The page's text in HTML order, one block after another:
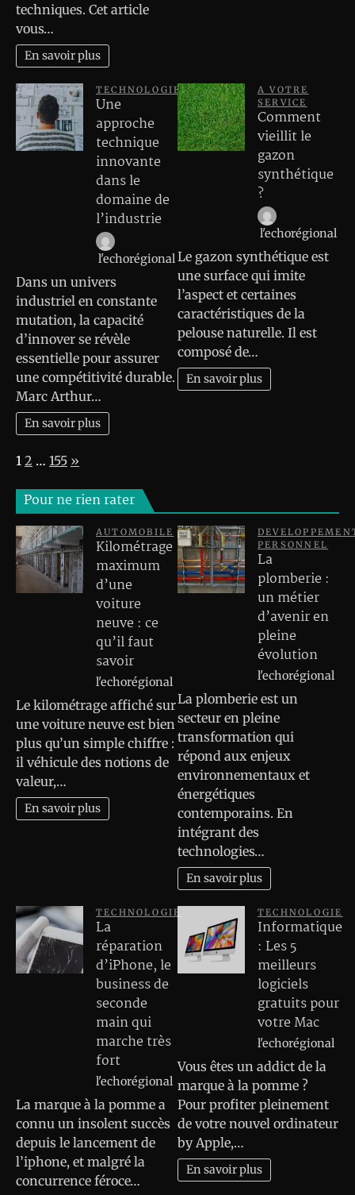
techniques. Cet article
vous…
En savoir plus
TECHNOLOGIE
Une
approche
technique
innovante
dans le
domaine de
l’industrie
l'echorégional
Dans un univers
industriel en constante
mutation, la capacité
d’innover se révèle
essentielle pour assurer
une compétitivité durable.
Marc Arthur…
En savoir plus
A VOTRE
SERVICE
Comment
vieillit le
gazon
synthétique
?
l'echorégional
Le gazon synthétique est
une surface qui imite
l’aspect et certaines
caractéristiques de la
pelouse naturelle. Il est
composé de…
En savoir plus
Page:
1 2 … 155 Next
»
Pour ne rien rater
AUTOMOBILE
Kilométrage
maximum
d’une
voiture
neuve : ce
qu’il faut
savoir
l'echorégional
Le kilométrage affiché sur
une voiture neuve est bien
plus qu’un simple chiffre :
il véhicule des notions de
valeur,…
En savoir plus
PERSONNEL
La
plomberie :
un métier
d’avenir en
pleine
évolution
l'echorégional
La plomberie est un
secteur en pleine
transformation qui
répond aux enjeux
environnementaux et
énergétiques
contemporains. En
intégrant des
technologies…
En savoir plus
TECHNOLOGIE
La
réparation
d’iPhone, le
business de
seconde
main qui
marche très
fort
l'echorégional
La marque à la pomme a
connu un insolent succès
depuis le lancement de
l’iphone, et malgré la
concurrence féroce…
TECHNOLOGIE
Informatique
: Les 5
meilleurs
logiciels
gratuits pour
votre Mac
l'echorégional
Vous êtes un addict de la
marque à la pomme ?
Pour profiter pleinement
de votre nouvel ordinateur
by Apple,…
En savoir plus